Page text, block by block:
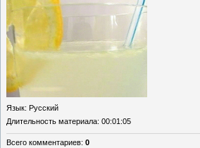
Язык: Русский
Длительность материала: 00:01:05
Всего комментариев: 0